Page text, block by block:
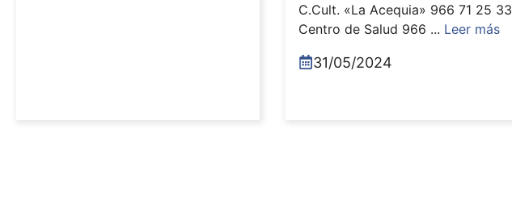
C.Cult. «La Acequia» 966 71 25 33
Centro de Salud 966 ... Leer más
31/05/2024